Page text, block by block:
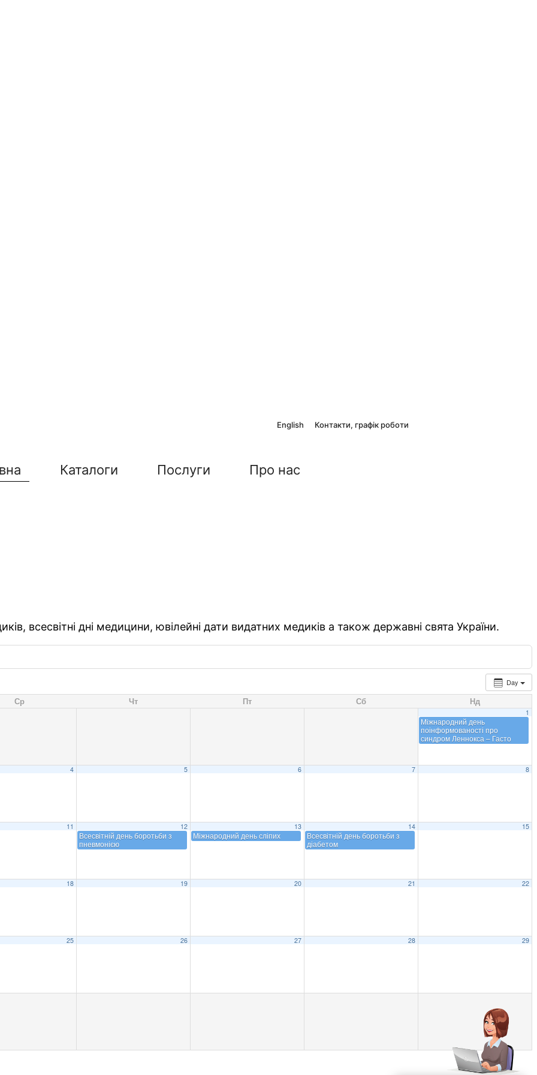
English Контакти, графік роботи
Каталоги Послуги Про нас
всесвітні дні медицини, ювілейні дати видатних медиків а також державні свята України.
Day
Ср Чт Пт Сб Нд
1
Міжнародний день
поінформованості про
синдром Леннокса – Гасто
4 5 6 7 8
11 12
Всесвітній день боротьби з
пневмонією
13
Міжнародний день сліпих
14
Всесвітній день боротьби з
діабетом
15
18 19 20 21 22
25 26 27 28 29